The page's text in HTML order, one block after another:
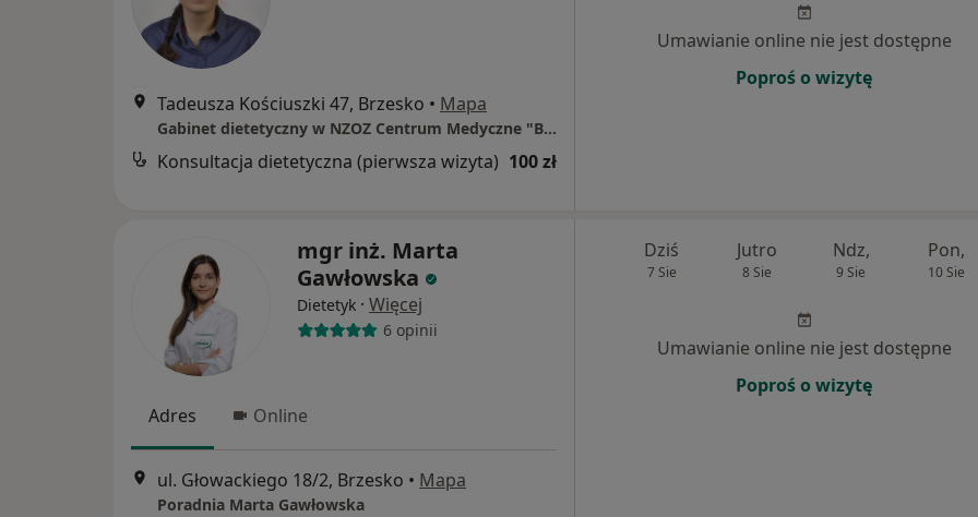
Tadeusza Kościuszki 47, Brzesko • Mapa
Gabinet dietetyczny w NZOZ Centrum Medyczne "Bluemed Remedium"
Konsultacja dietetyczna (pierwsza wizyta) 100 zł
Umawianie online nie jest dostępne
Poproś o wizytę
mgr inż. Marta
Gawłowska
Dietetyk · Więcej
6 opinii
Adres Online
ul. Głowackiego 18/2, Brzesko • Mapa
Poradnia Marta Gawłowska
Dziś
7 Sie
Jutro
8 Sie
Ndz,
9 Sie
Pon,
10 Sie
Umawianie online nie jest dostępne
Poproś o wizytę